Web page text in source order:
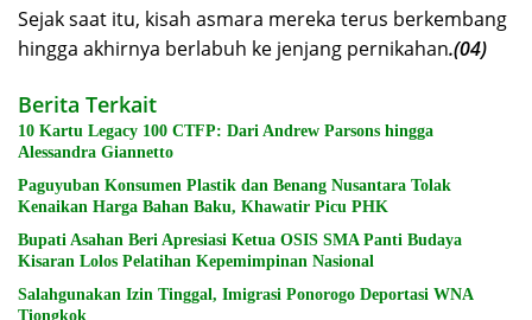
Sejak saat itu, kisah asmara mereka terus berkembang
hingga akhirnya berlabuh ke jenjang pernikahan.(04)
Berita Terkait
10 Kartu Legacy 100 CTFP: Dari Andrew Parsons hingga
Alessandra Giannetto
Paguyuban Konsumen Plastik dan Benang Nusantara Tolak
Kenaikan Harga Bahan Baku, Khawatir Picu PHK
Bupati Asahan Beri Apresiasi Ketua OSIS SMA Panti Budaya
Kisaran Lolos Pelatihan Kepemimpinan Nasional
Salahgunakan Izin Tinggal, Imigrasi Ponorogo Deportasi WNA
Tiongkok